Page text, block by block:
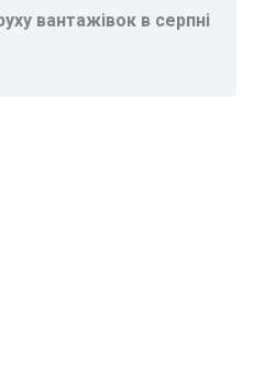
вантажівок в серпні